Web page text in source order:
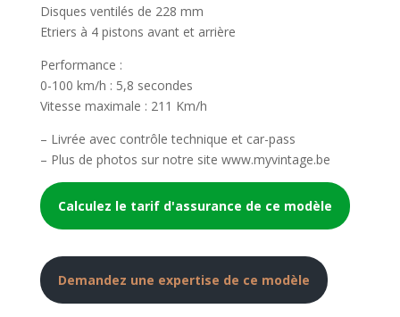
Disques ventilés de 228 mm
Etriers à 4 pistons avant et arrière
Performance :
0-100 km/h : 5,8 secondes
Vitesse maximale : 211 Km/h
– Livrée avec contrôle technique et car-pass
– Plus de photos sur notre site www.myvintage.be
Calculez le tarif d'assurance de ce modèle
Demandez une expertise de ce modèle